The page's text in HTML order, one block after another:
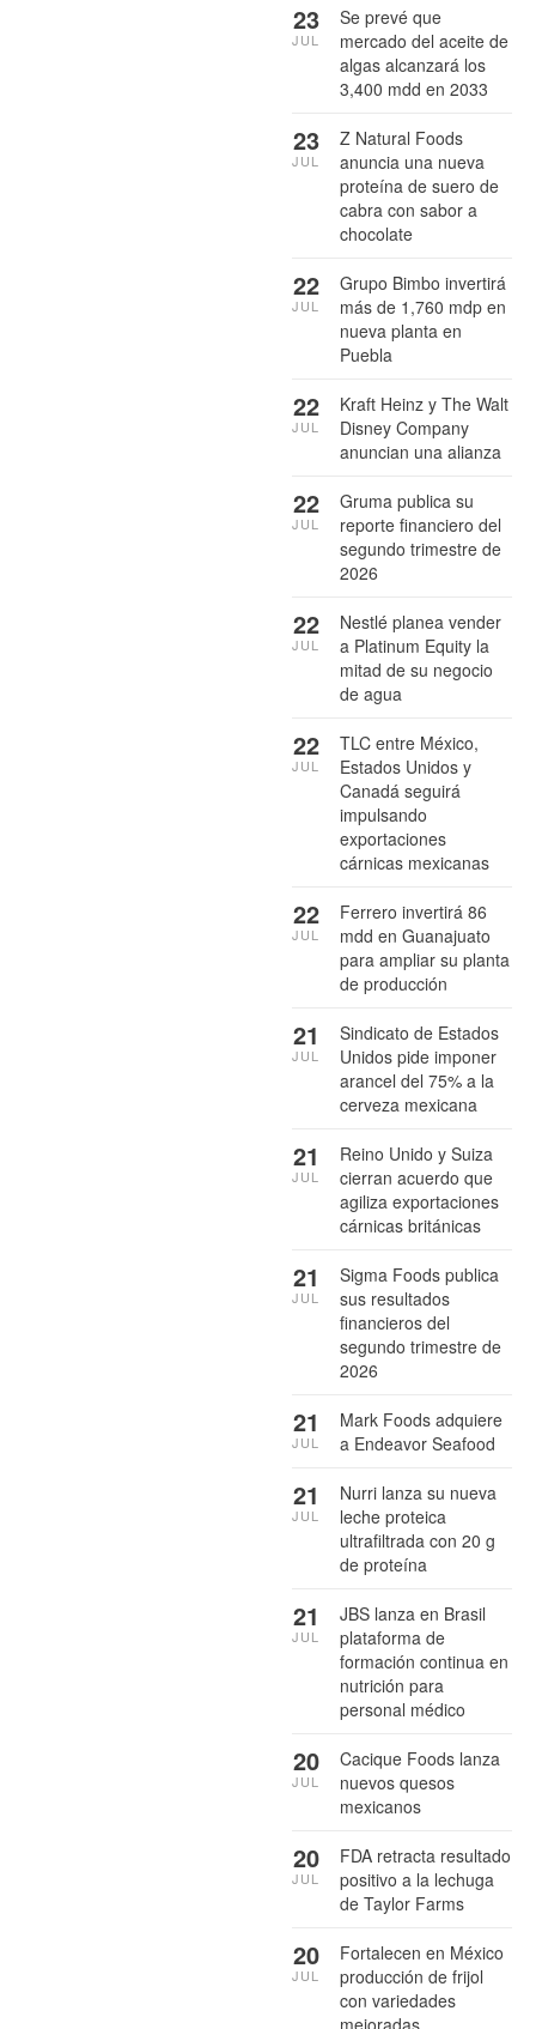
Se prevé que
mercado del aceite de
algas alcanzará los
3,400 mdd en 2033
23
JUL
Z Natural Foods
anuncia una nueva
proteína de suero de
cabra con sabor a
chocolate
23
JUL
Grupo Bimbo invertirá
más de 1,760 mdp en
nueva planta en
Puebla
22
JUL
Kraft Heinz y The Walt
Disney Company
anuncian una alianza
22
JUL
Gruma publica su
reporte financiero del
segundo trimestre de
2026
22
JUL
Nestlé planea vender
a Platinum Equity la
mitad de su negocio
de agua
22
JUL
TLC entre México,
Estados Unidos y
Canadá seguirá
impulsando
exportaciones
cárnicas mexicanas
22
JUL
Ferrero invertirá 86
mdd en Guanajuato
para ampliar su planta
de producción
22
JUL
Sindicato de Estados
Unidos pide imponer
arancel del 75% a la
cerveza mexicana
21
JUL
Reino Unido y Suiza
cierran acuerdo que
agiliza exportaciones
cárnicas británicas
21
JUL
Sigma Foods publica
sus resultados
financieros del
segundo trimestre de
2026
21
JUL
Mark Foods adquiere
a Endeavor Seafood
21
JUL
Nurri lanza su nueva
leche proteica
ultrafiltrada con 20 g
de proteína
21
JUL
JBS lanza en Brasil
plataforma de
formación continua en
nutrición para
personal médico
21
JUL
Cacique Foods lanza
nuevos quesos
mexicanos
20
JUL
FDA retracta resultado
positivo a la lechuga
de Taylor Farms
20
JUL
Fortalecen en México
producción de frijol
con variedades
20
JUL